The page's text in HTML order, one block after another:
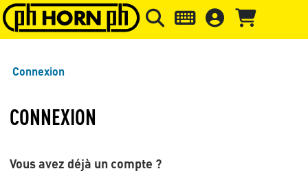
Skip to main content Passer à l'en-tête de la page
Connexion
CONNEXION
Vous avez déjà un compte ?